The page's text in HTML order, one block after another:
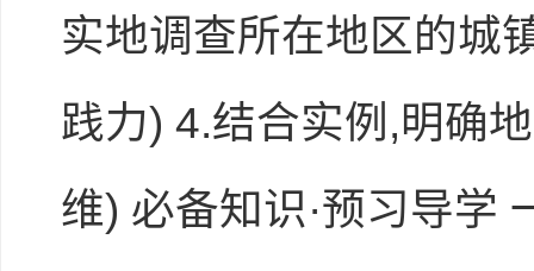
实地调查所在地区的城
践力) 4.结合实例,明确
维) 必备知识·预习导学